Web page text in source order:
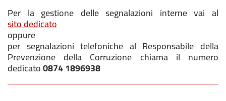
Per la gestione delle segnalazioni interne vai al
sito dedicato
oppure
per segnalazioni telefoniche al Responsabile della
Prevenzione della Corruzione chiama il numero
dedicato0874 1896938